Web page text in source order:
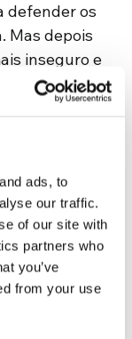
ads, to
our traffic.
of our site with
partners who
you’ve
from your use
defender os
Mas depois
inseguro e
recordou
“Se você
a guerra
cedo ou
pelos muitos
de hoje”.
que esse
grandes
A falta